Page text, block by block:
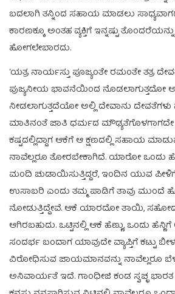
ಬದಲಾಗಿ ತನ್ನಿಂದ ಸಹಾಯ ಮಾಡಲು
ಕಾರಣಕ್ಕೂ ಅಂತಹ ವ್ಯಕ್ತಿಗೆ ಇನ್ನಷ್ಟು
ಹೋಗಲೇಬಾರದು.
‘ಯತ್ರ ನಾರ್ಯಸ್ತು ಪೂಜ್ಯಂತೇ ರಮಂತೇ ತತ್ರ
ಪುಜ್ಯನೀಯ ಭಾವನೆಯಿಂದ ನೊಡಲಾಗುತ್ತದೋ
ನೀಡಲಾಗುತ್ತದೆಯೋ ಅಲ್ಲಿ ದೇವಾನು ದೇವತೆಗಳು
ಮಾತಿನಂತೆ ಜಾತಿ ಧರ್ಮದ ಮೌಢ್ಯತೆಗೊಳಗಾಗದೇ
ಕಷ್ಟದಲ್ಲಿದ್ದಾಗ ಆಕೆಗೆ ಆ ಕ್ಷಣದಲ್ಲಿ ಸಹಾಯ
ನಾವೆಲ್ಲರೂ ತೋರಬೇಕಾಗಿದೆ. ಯಾರೋ ಒಂದು
ಮಂದಿ ಚುಡಾಯಿಸುತ್ತಿದ್ದರೆ, ಇಂದಿನ ಯುವ
ಉಸಾಬರಿ ಎಂದು ತಮ್ಮ ಪಾಡಿಗೆ ತಾವು ಮುಂದೆ
ನೋಡುತ್ತಿದ್ದೇವೆ. ಆಕೆ ಯಾರದೋ ತಾಯಿ,
ಆಗಿರಬಹುದು. ಒಟ್ಟಿನಲ್ಲಿ ಆಕೆ ಹೆಣ್ಣು, ಒಂದು
ಸಂದರ್ಭ ಬಂದಾಗ ಯಾವುದೇ ವ್ಯಾಪ್ತಿಗೆ ಕಟ್ಟು
ವಿರೋಧಿಸುವ ಜಾಯಮಾನವನ್ನು ನಾವೆಲ್ಲರೂ
ಅನಿವಾರ್ಯತೆ ಇದೆ. ಗಾಂಧೀಜಿ ಕಂಡ ಸ್ವಚ್ಛ ಭಾರತ